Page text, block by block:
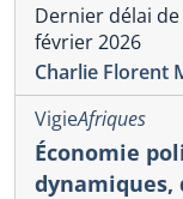
Dernier délai
février 2026
Charlie Florent
VigieAfriques
Économie